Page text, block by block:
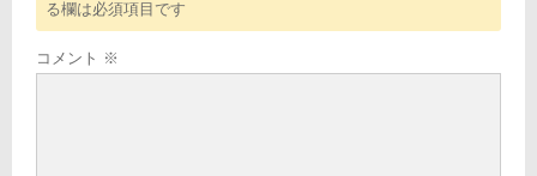
る欄は必須項目です
コメント ※